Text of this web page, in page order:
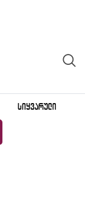
ᲡᲘᲧᲕᲐᲠᲣᲚᲘ